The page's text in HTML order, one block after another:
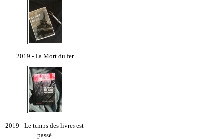
2019 - La Mort du fer
2019 - Le temps des livres est
passé